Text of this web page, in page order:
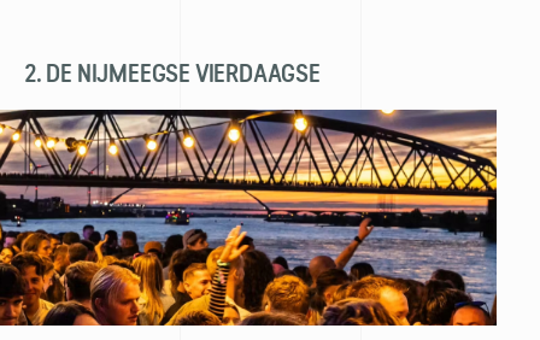
2. DE NIJMEEGSE VIERDAAGSE